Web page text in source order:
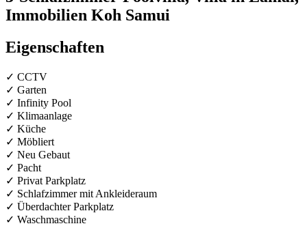
Immobilien Koh Samui
Eigenschaften
✓ CCTV
✓ Garten
✓ Infinity Pool
✓ Klimaanlage
✓ Küche
✓ Möbliert
✓ Neu Gebaut
✓ Pacht
✓ Privat Parkplatz
✓ Schlafzimmer mit Ankleideraum
✓ Überdachter Parkplatz
✓ Waschmaschine